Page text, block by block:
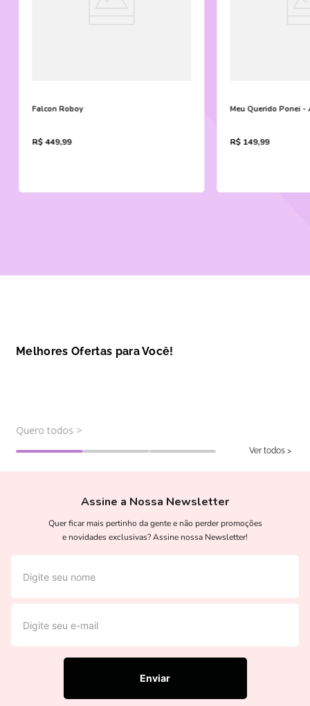
Falcon Roboy
R$449,99
Meu Querido Ponei -
R$ 149,99
Melhores Ofertas para Você!
Quero todos >
Ver todos >
Assine a Nossa Newsletter
Quer ficar mais pertinho da gente e não perder promoções
e novidades exclusivas? Assine nossa Newsletter!
Enviar